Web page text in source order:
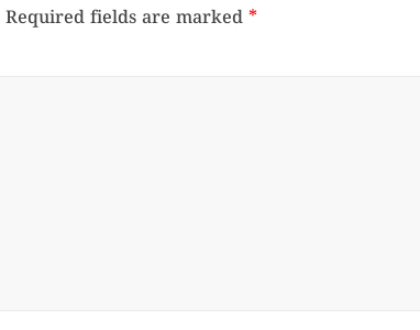
Required fields are marked *